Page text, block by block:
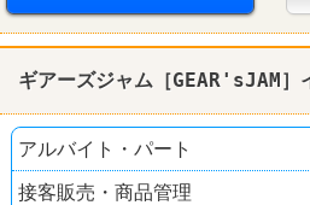
ギアーズジャム［GEAR'sJAM］
アルバイト・パート
接客販売・商品管理